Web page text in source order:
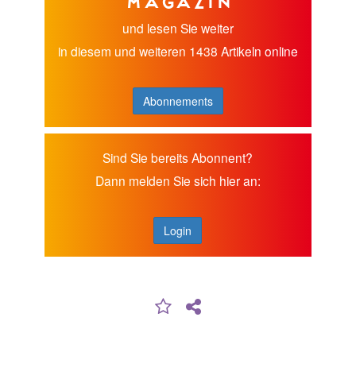
und lesen Sie weiter
in diesem und weiteren 1438 Artikeln online
Abonnements
Sind Sie bereits Abonnent?
Dann melden Sie sich hier an:
Login